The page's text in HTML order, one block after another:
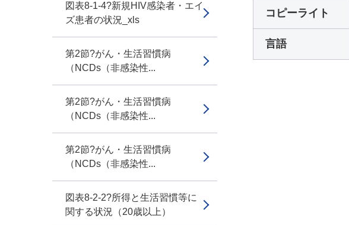
図表8-1-4?新規HIV感染者・エイ
ズ患者の状況_xls
第2節?がん・生活習慣病
（NCDs（非感染性...
第2節?がん・生活習慣病
（NCDs（非感染性...
第2節?がん・生活習慣病
（NCDs（非感染性...
図表8-2-2?所得と生活習慣等に
関する状況（20歳以上）
コピーライト
言語